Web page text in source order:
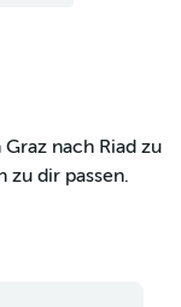
nach Riad zu
zu dir passen.